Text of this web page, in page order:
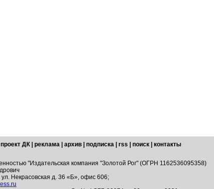
проект ДК реклама архив подписка rss поиск
контакты
"Издательская компания "Золотой Рог" (ОГРН 1162536095358)
Некрасовская д. 36 «Б», офис 606;